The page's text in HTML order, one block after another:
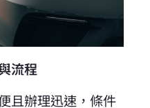
流程
且辦理迅速，條件